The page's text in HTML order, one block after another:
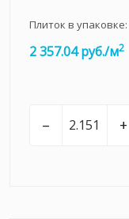
Плиток в упаковке:
2 357.04 руб./м2
– +